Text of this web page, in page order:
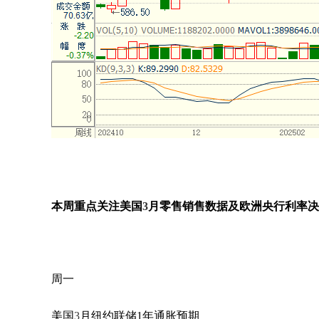
本周重点关注美国3月零售销售数据及欧洲央行利率
周一
美国3月纽约联储1年通胀预期